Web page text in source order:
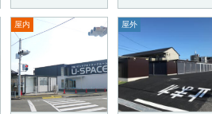
屋内 屋外